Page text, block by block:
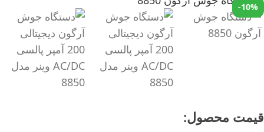
-10%
قیمت محصول:​